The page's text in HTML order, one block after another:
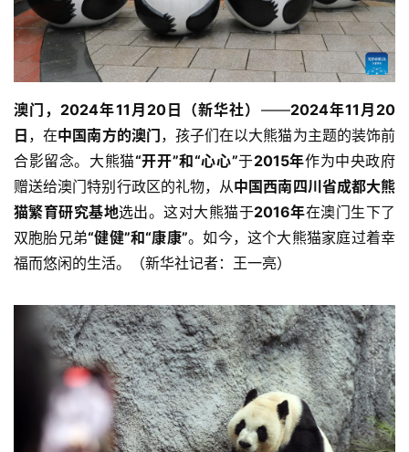
澳门，2024年11月20日（新华社） ——2024年11月20
日 ，在中国南方的澳门 ，孩子们在以大熊猫为主题的装饰前
合影留念。大熊猫“开开”和“心心”于2015年作为中央政府
赠送给澳门特别行政区的礼物，从中国西南四川省成都大熊
猫繁育研究基地选出。这对大熊猫于2016年在澳门生下了
双胞胎兄弟“健健”和“康康”。如今，这个大熊猫家庭过着幸
福而悠闲的生活。（新华社记者：王一亮）